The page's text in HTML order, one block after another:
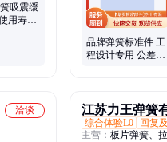
吸震缓
用寿命
品牌弹簧标准件 工
程设计专用 公差范
洽谈
江苏力王弹簧
综合体验L0
回复
主营： 板片弹簧、